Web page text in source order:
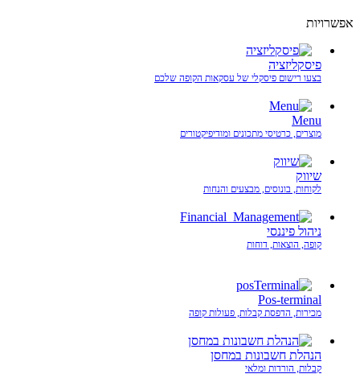
אפשרויות
פיסקליזציה
בצעו רישום פיסקלי של עסקאות הקופה שלכם
Menu
מוצרים, כרטיסי מתכונים ומודיפיקטורים
שיווק
לקוחות, בונוסים, מבצעים והנחות
ניהול פיננסי
קופה, הוצאות, דוחות
Pos-terminal
מכירות, הדפסת קבלות, פעולות קופה
הנהלת חשבונות במחסן
קבלות, הורדות ומלאי